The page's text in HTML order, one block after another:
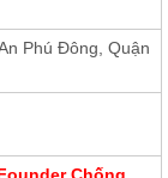
Phú Đông, Quận